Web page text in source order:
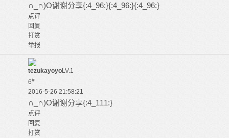
∩_∩)O谢谢分享{:4_96:}{:4_96:}{:4_96:}
点评
回复
打赏
举报
tezukayoyoLV.1
6#
2016-5-26 21:58:21
∩_∩)O谢谢分享{:4_111:}
点评
回复
打赏